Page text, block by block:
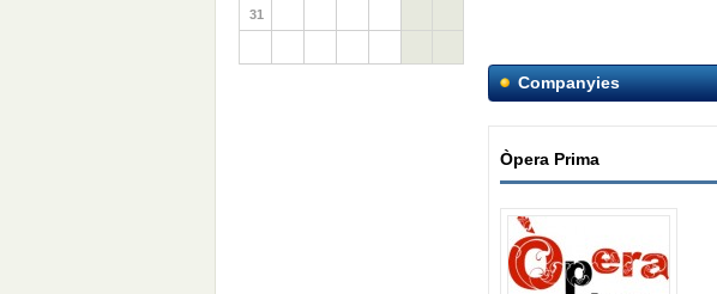
31
Companyies
Òpera Prima